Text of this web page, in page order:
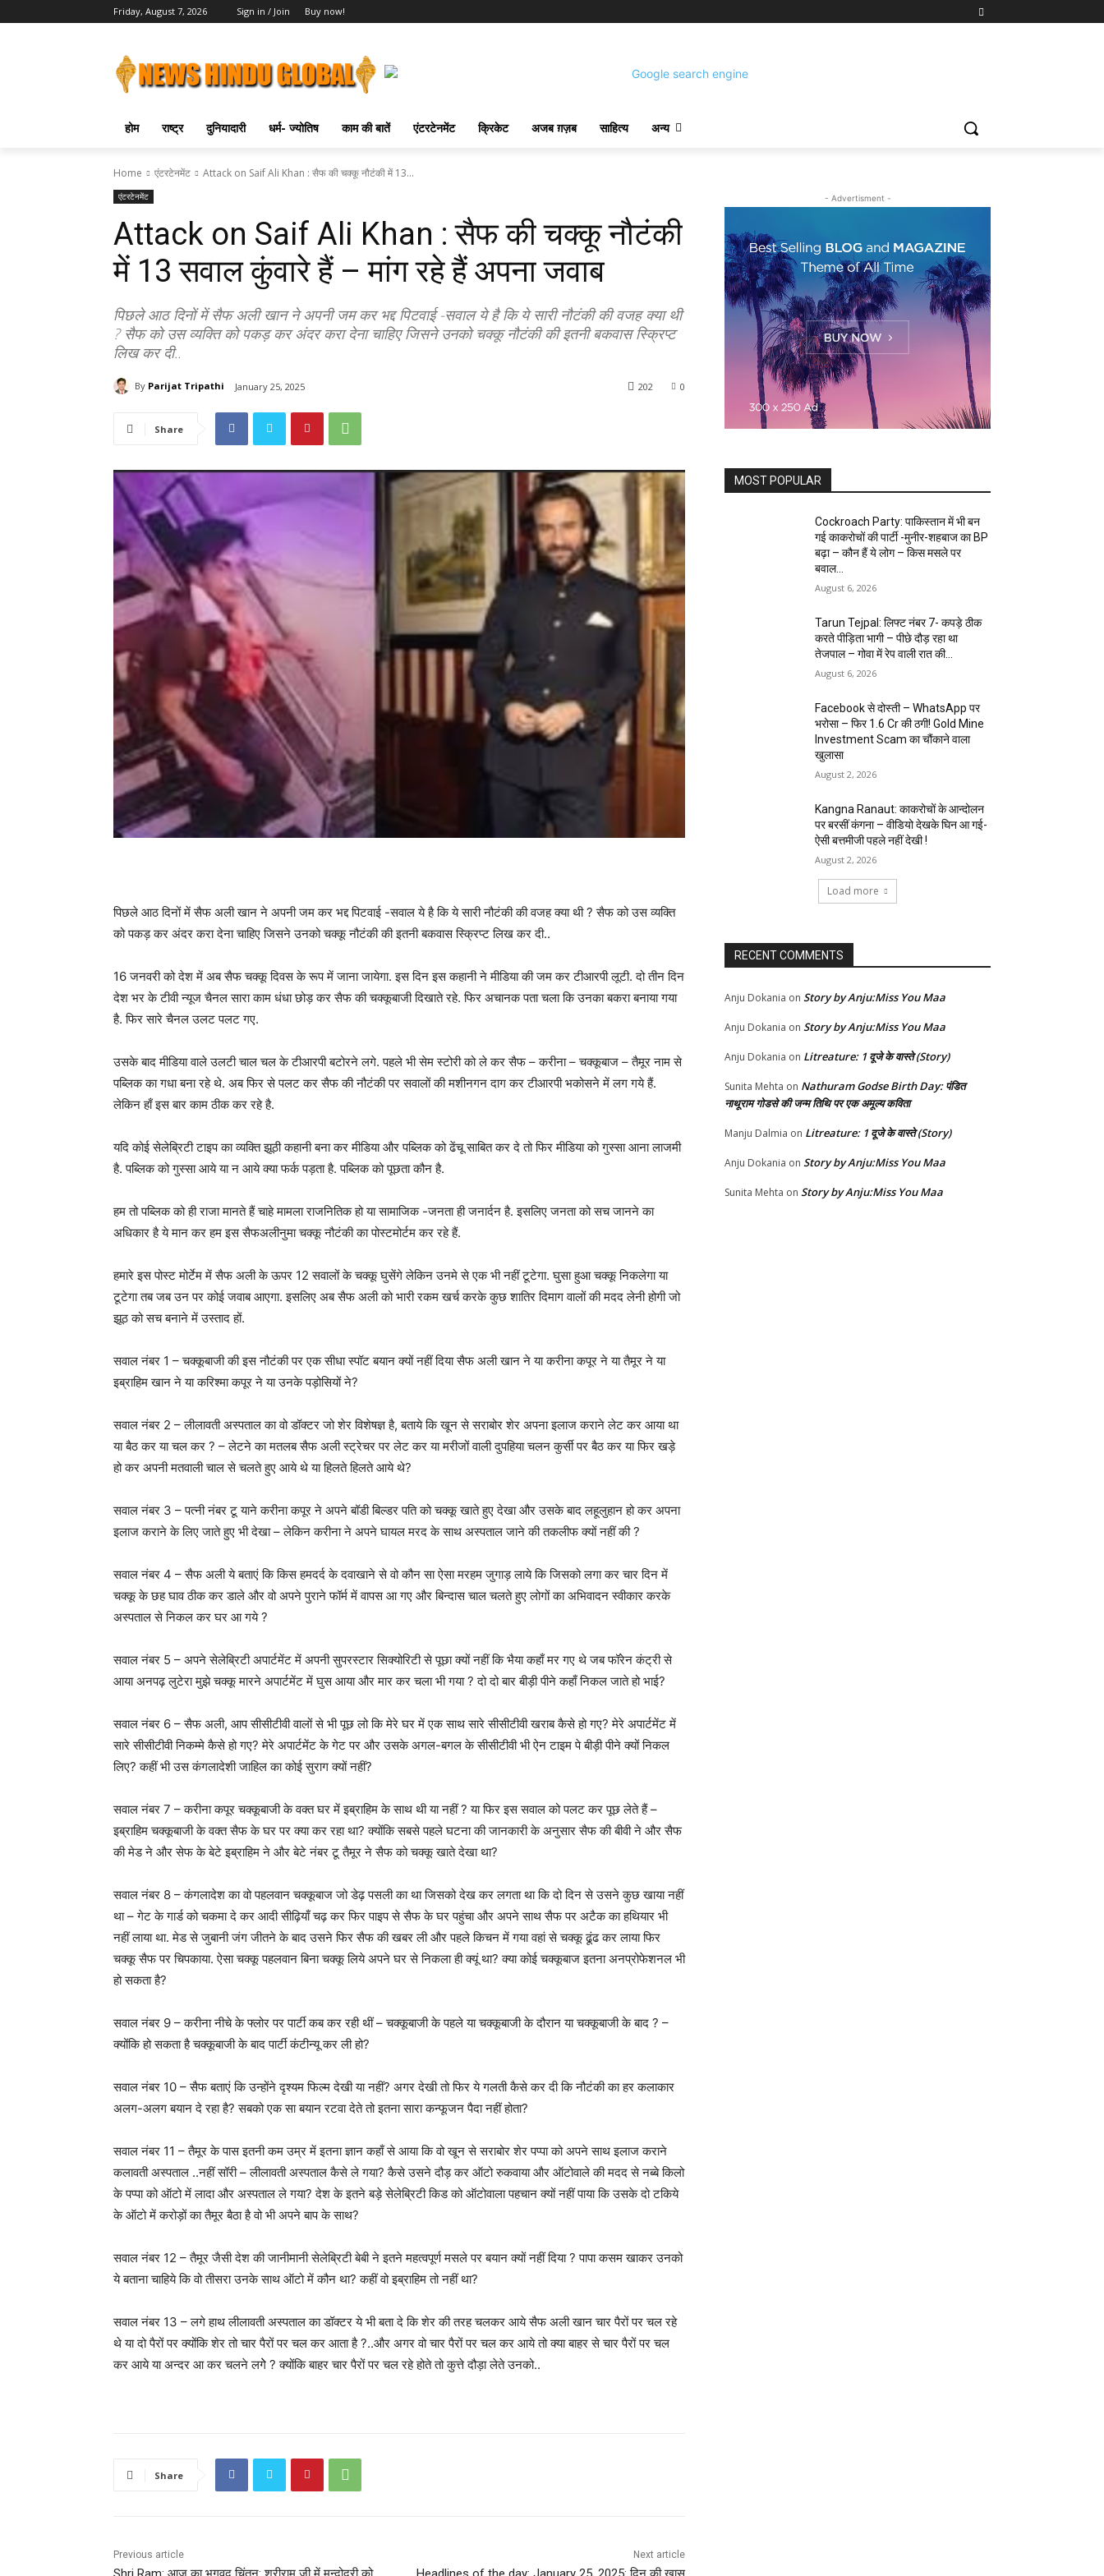
Friday, August 7, 2026 Sign in / Join Buy now!
होम राष्ट्र दुनियादारी धर्म- ज्योतिष काम की बातें एंटरटेनमेंट क्रिकेट अजब ग़ज़ब साहित्य अन्य
Home एंटरटेनमेंट Attack on Saif Ali Khan : सैफ की चक्कू नौटंकी में 13...
एंटरटेनमेंट
Attack on Saif Ali Khan : सैफ की चक्कू नौटंकी
में 13 सवाल कुंवारे हैं – मांग रहे हैं अपना जवाब
पिछले आठ दिनों में सैफ अली खान ने अपनी जम कर भद्द पिटवाई -सवाल ये है कि ये सारी नौटंकी की वजह क्या थी
? सैफ को उस व्यक्ति को पकड़ कर अंदर करा देना चाहिए जिसने उनको चक्कू नौटंकी की इतनी बकवास स्क्रिप्ट
लिख कर दी..
By Parijat Tripathi January 25, 2025 0
202
Share
पिछले आठ दिनों में सैफ अली खान ने अपनी जम कर भद्द पिटवाई -सवाल ये है कि ये सारी नौटंकी की वजह क्या थी ? सैफ को उस व्यक्ति
को पकड़ कर अंदर करा देना चाहिए जिसने उनको चक्कू नौटंकी की इतनी बकवास स्क्रिप्ट लिख कर दी..
16 जनवरी को देश में अब सैफ चक्कू दिवस के रूप में जाना जायेगा. इस दिन इस कहानी ने मीडिया की जम कर टीआरपी लूटी. दो तीन दिन
देश भर के टीवी न्यूज चैनल सारा काम धंधा छोड़ कर सैफ की चक्कूबाजी दिखाते रहे. फिर अचानक पता चला कि उनका बकरा बनाया गया
है. फिर सारे चैनल उलट पलट गए.
उसके बाद मीडिया वाले उलटी चाल चल के टीआरपी बटोरने लगे. पहले भी सेम स्टोरी को ले कर सैफ – करीना – चक्कूबाज – तैमूर नाम से
पब्लिक का गधा बना रहे थे. अब फिर से पलट कर सैफ की नौटंकी पर सवालों की मशीनगन दाग कर टीआरपी भकोसने में लग गये हैं.
लेकिन हाँ इस बार काम ठीक कर रहे है.
यदि कोई सेलेब्रिटी टाइप का व्यक्ति झूठी कहानी बना कर मीडिया और पब्लिक को ढेंचू साबित कर दे तो फिर मीडिया को गुस्सा आना लाजमी
है. पब्लिक को गुस्सा आये या न आये क्या फर्क पड़ता है. पब्लिक को पूछता कौन है.
हम तो पब्लिक को ही राजा मानते हैं चाहे मामला राजनितिक हो या सामाजिक -जनता ही जनार्दन है. इसलिए जनता को सच जानने का
अधिकार है ये मान कर हम इस सैफअलीनुमा चक्कू नौटंकी का पोस्टमोर्टम कर रहे हैं.
हमारे इस पोस्ट मोर्टेम में सैफ अली के ऊपर 12 सवालों के चक्कू घुसेंगे लेकिन उनमे से एक भी नहीं टूटेगा. घुसा हुआ चक्कू निकलेगा या
टूटेगा तब जब उन पर कोई जवाब आएगा. इसलिए अब सैफ अली को भारी रकम खर्च करके कुछ शातिर दिमाग वालों की मदद लेनी होगी जो
झूठ को सच बनाने में उस्ताद हों.
सवाल नंबर 1 – चक्कूबाजी की इस नौटंकी पर एक सीधा स्पॉट बयान क्यों नहीं दिया सैफ अली खान ने या करीना कपूर ने या तैमूर ने या
इब्राहिम खान ने या करिश्मा कपूर ने या उनके पड़ोसियों ने?
सवाल नंबर 2 – लीलावती अस्पताल का वो डॉक्टर जो शेर विशेषज्ञ है, बताये कि खून से सराबोर शेर अपना इलाज कराने लेट कर आया था
या बैठ कर या चल कर ? – लेटने का मतलब सैफ अली स्ट्रेचर पर लेट कर या मरीजों वाली दुपहिया चलन कुर्सी पर बैठ कर या फिर खड़े
हो कर अपनी मतवाली चाल से चलते हुए आये थे या हिलते हिलते आये थे?
सवाल नंबर 3 – पत्नी नंबर टू याने करीना कपूर ने अपने बॉडी बिल्डर पति को चक्कू खाते हुए देखा और उसके बाद लहूलुहान हो कर अपना
इलाज कराने के लिए जाते हुए भी देखा – लेकिन करीना ने अपने घायल मरद के साथ अस्पताल जाने की तकलीफ क्यों नहीं की ?
सवाल नंबर 4 – सैफ अली ये बताएं कि किस हमदर्द के दवाखाने से वो कौन सा ऐसा मरहम जुगाड़ लाये कि जिसको लगा कर चार दिन में
चक्कू के छह घाव ठीक कर डाले और वो अपने पुराने फॉर्म में वापस आ गए और बिन्दास चाल चलते हुए लोगों का अभिवादन स्वीकार करके
अस्पताल से निकल कर घर आ गये ?
सवाल नंबर 5 – अपने सेलेब्रिटी अपार्टमेंट में अपनी सुपरस्टार सिक्योरिटी से पूछा क्यों नहीं कि भैया कहाँ मर गए थे जब फॉरेन कंट्री से
आया अनपढ़ लुटेरा मुझे चक्कू मारने अपार्टमेंट में घुस आया और मार कर चला भी गया ? दो दो बार बीड़ी पीने कहाँ निकल जाते हो भाई?
सवाल नंबर 6 – सैफ अली, आप सीसीटीवी वालों से भी पूछ लो कि मेरे घर में एक साथ सारे सीसीटीवी खराब कैसे हो गए? मेरे अपार्टमेंट में
सारे सीसीटीवी निकम्मे कैसे हो गए? मेरे अपार्टमेंट के गेट पर और उसके अगल-बगल के सीसीटीवी भी ऐन टाइम पे बीड़ी पीने क्यों निकल
लिए? कहीं भी उस कंगलादेशी जाहिल का कोई सुराग क्यों नहीं?
सवाल नंबर 7 – करीना कपूर चक्कूबाजी के वक्त घर में इब्राहिम के साथ थी या नहीं ? या फिर इस सवाल को पलट कर पूछ लेते हैं –
इब्राहिम चक्कूबाजी के वक्त सैफ के घर पर क्या कर रहा था? क्योंकि सबसे पहले घटना की जानकारी के अनुसार सैफ की बीवी ने और सैफ
की मेड ने और सेफ के बेटे इब्राहिम ने और बेटे नंबर टू तैमूर ने सैफ को चक्कू खाते देखा था?
सवाल नंबर 8 – कंगलादेश का वो पहलवान चक्कूबाज जो डेढ़ पसली का था जिसको देख कर लगता था कि दो दिन से उसने कुछ खाया नहीं
था – गेट के गार्ड को चकमा दे कर आदी सीढ़ियाँ चढ़ कर फिर पाइप से सैफ के घर पहुंचा और अपने साथ सैफ पर अटैक का हथियार भी
नहीं लाया था. मेड से जुबानी जंग जीतने के बाद उसने फिर सैफ की खबर ली और पहले किचन में गया वहां से चक्कू ढूंढ कर लाया फिर
चक्कू सैफ पर चिपकाया. ऐसा चक्कू पहलवान बिना चक्कू लिये अपने घर से निकला ही क्यूं था? क्या कोई चक्कूबाज इतना अनप्रोफेशनल भी
हो सकता है?
सवाल नंबर 9 – करीना नीचे के फ्लोर पर पार्टी कब कर रही थीं – चक्कूबाजी के पहले या चक्कूबाजी के दौरान या चक्कूबाजी के बाद ? –
क्योंकि हो सकता है चक्कूबाजी के बाद पार्टी कंटीन्यू कर ली हो?
सवाल नंबर 10 – सैफ बताएं कि उन्होंने दृश्यम फिल्म देखी या नहीं? अगर देखी तो फिर ये गलती कैसे कर दी कि नौटंकी का हर कलाकार
अलग-अलग बयान दे रहा है? सबको एक सा बयान रटवा देते तो इतना सारा कन्फूजन पैदा नहीं होता?
सवाल नंबर 11 – तैमूर के पास इतनी कम उम्र में इतना ज्ञान कहाँ से आया कि वो खून से सराबोर शेर पप्पा को अपने साथ इलाज कराने
कलावती अस्पताल ..नहीं सॉरी – लीलावती अस्पताल कैसे ले गया? कैसे उसने दौड़ कर ऑटो रुकवाया और ऑटोवाले की मदद से नब्बे किलो
के पप्पा को ऑटो में लादा और अस्पताल ले गया? देश के इतने बड़े सेलेब्रिटी किड को ऑटोवाला पहचान क्यों नहीं पाया कि उसके दो टकिये
के ऑटो में करोड़ों का तैमूर बैठा है वो भी अपने बाप के साथ?
सवाल नंबर 12 – तैमूर जैसी देश की जानीमानी सेलेब्रिटी बेबी ने इतने महत्वपूर्ण मसले पर बयान क्यों नहीं दिया ? पापा कसम खाकर उनको
ये बताना चाहिये कि वो तीसरा उनके साथ ऑटो में कौन था? कहीं वो इब्राहिम तो नहीं था?
सवाल नंबर 13 – लगे हाथ लीलावती अस्पताल का डॉक्टर ये भी बता दे कि शेर की तरह चलकर आये सैफ अली खान चार पैरों पर चल रहे
थे या दो पैरों पर क्योंकि शेर तो चार पैरों पर चल कर आता है ?..और अगर वो चार पैरों पर चल कर आये तो क्या बाहर से चार पैरों पर चल
कर आये या अन्दर आ कर चलने लगेे ? क्योंकि बाहर चार पैरों पर चल रहे होते तो कुत्ते दौड़ा लेते उनको..
Share
Previous article Next article
- Advertisment -
MOST POPULAR
Cockroach Party: पाकिस्तान में भी बन
गई काकरोचों की पार्टी -मुनीर-शहबाज का BP
बढ़ा – कौन हैं ये लोग – किस मसले पर
बवाल...
August 6, 2026
Tarun Tejpal: लिफ्ट नंबर 7- कपड़े ठीक
करते पीड़िता भागी – पीछे दौड़ रहा था
तेजपाल – गोवा में रेप वाली रात की...
August 6, 2026
Facebook से दोस्ती – WhatsApp पर
भरोसा – फिर 1.6 Cr की ठगी! Gold Mine
Investment Scam का चौंकाने वाला
खुलासा
August 2, 2026
Kangna Ranaut: काकरोचों के आन्दोलन
पर बरसीं कंगना – वीडियो देखके घिन आ गई-
ऐसी बत्तमीजी पहले नहीं देखी !
August 2, 2026
Load more
RECENT COMMENTS
Anju Dokania on Story by Anju:Miss You Maa
Anju Dokania on Story by Anju:Miss You Maa
Anju Dokania on Litreature: 1 दूजे के वास्ते (Story)
Sunita Mehta on Nathuram Godse Birth Day: पंडित
नाथूराम गोडसे की जन्म तिथि पर एक अमूल्य कविता
Manju Dalmia on Litreature: 1 दूजे के वास्ते (Story)
Anju Dokania on Story by Anju:Miss You Maa
Sunita Mehta on Story by Anju:Miss You Maa